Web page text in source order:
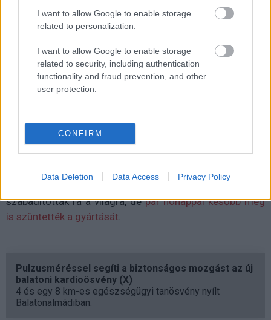
I want to allow Google to enable storage
related to personalization.
I want to allow Google to enable storage
related to security, including authentication
functionality and fraud prevention, and other
user protection.
CONFIRM
Data Deletion Data Access Privacy Policy
igényt már nyújtottak be hozzájuk, a fenti problémához
kötődő balesetről, sérülésről vagy halálesetről nem
A Tesla vállalta, hogy ingyen kicserélik az érintett
kerékanyáit. Ez mondjuk nem teszi vonzóbbá a
Cybertruckot, aminek 2023-as debütálása óta hívják
vissza különböző modelljeit. Eddig összesen 11
visszahívás, négy vizsgálat és 124 panasz alanya volt a
szabadították rá a világra, depár hónappal később meg
is szüntették a gyártását.
Pulzusméréssel segíti a biztonságos mozgást az új
balatoni kardioösvény (X)
4 és egy 8 km-es egészségügyi tanösvény nyílt
Balatonalmádiban.